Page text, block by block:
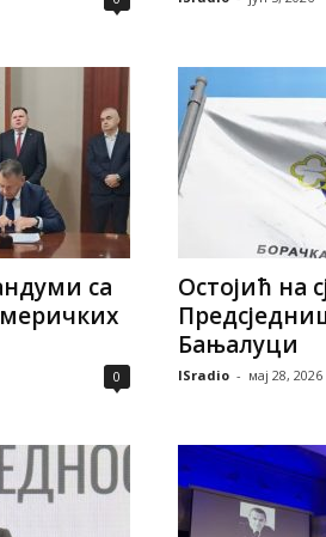
са
0
Остојић на
Бањалуци
ISradio - мај 28, 2026